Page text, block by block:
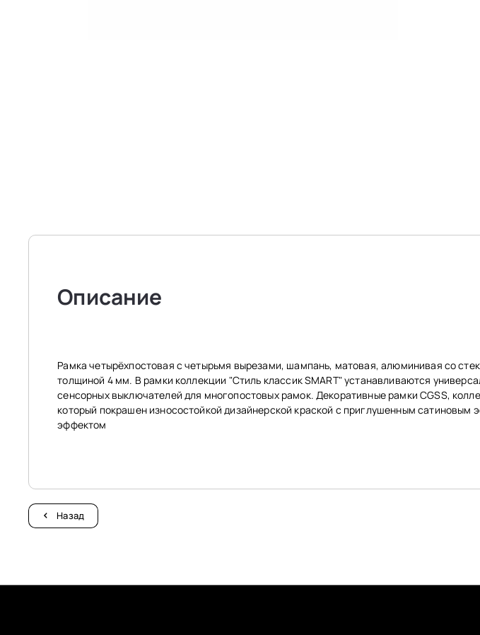
Описание
Рамка четырёхпостовая с четырьмя вырезами, шампань, матовая, алюминивая со
толщиной 4 мм. В рамки коллекции "Стиль классик SMART" устанавливаются
сенсорных выключателей для многопостовых рамок. Декоративные рамки CGSS,
который покрашен износостойкой дизайнерской краской с приглушенным сатиновым
эффектом
Назад